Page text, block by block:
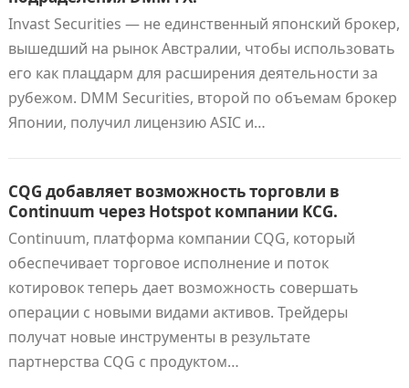
Invast Securities — не единственный японский брокер,
вышедший на рынок Австралии, чтобы использовать
его как плацдарм для расширения деятельности за
рубежом. DMM Securities, второй по объемам брокер
Японии, получил лицензию ASIC и…
CQG добавляет возможность торговли в
Continuum через Hotspot компании KCG.
Continuum, платформа компании CQG, который
обеспечивает торговое исполнение и поток
котировок теперь дает возможность совершать
операции с новыми видами активов. Трейдеры
получат новые инструменты в результате
партнерства CQG с продуктом…